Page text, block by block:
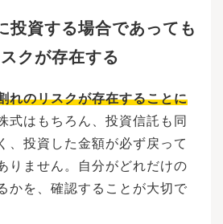
や、貯蓄残高の推移
、生活費や居住費な
け正確に書き出すこ
出して可視化するこ
べきかもわかり、計
しょう。資金を準備
間が必要か、毎月い
かが逆算でき、具体
きます。特に人生の3
は長期的な計画が必
ン作成が必要です。
大切なのが、自分の
投資する場合であっても
クが存在する
れのリスクが存在することに
式はもちろん、投資信託も同
、投資した金額が必ず戻って
りません。自分がどれだけの
かを、確認することが大切で